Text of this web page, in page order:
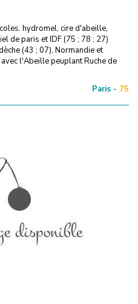
hydromel, cire d'abeille,
de paris et IDF (75 ; 78 ; 27)
(43 ; 07), Normandie et
l'Abeille peuplant Ruche de
Paris - 75